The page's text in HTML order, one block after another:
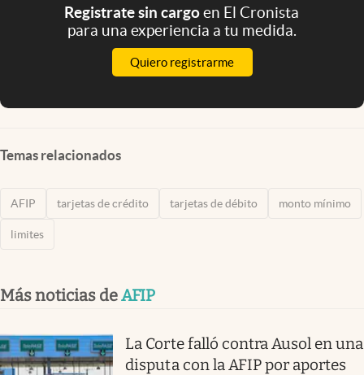
Registrate sin cargoen El Cronista
para una experiencia a tu medida.
Quiero registrarme
Temas relacionados
AFIP tarjetas de crédito tarjetas de débito monto mínimo
limites
Más noticias deAFIP
La Corte falló contra Ausol en una
disputa con la AFIP por aportes